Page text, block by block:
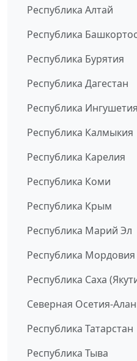
Республика Алтай
Республика
Республика Бурятия
Республика Дагестан
Республика Ингушетия
Республика Калмыкия
Республика Карелия
Республика Коми
Республика Крым
Республика Марий Эл
Республика Мордовия
Республика Саха
Северная Осетия-
Республика Татарстан
Республика Тыва